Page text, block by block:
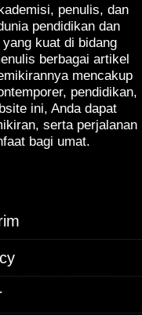
penulis, dan
pendidikan dan
kuat di bidang
berbagai artikel
mencakup
pendidikan,
ini, Anda dapat
serta perjalanan
bagi umat.